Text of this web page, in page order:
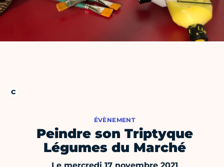
ÉVÈNEMENT
Peindre son Triptyque
Légumes du Marché